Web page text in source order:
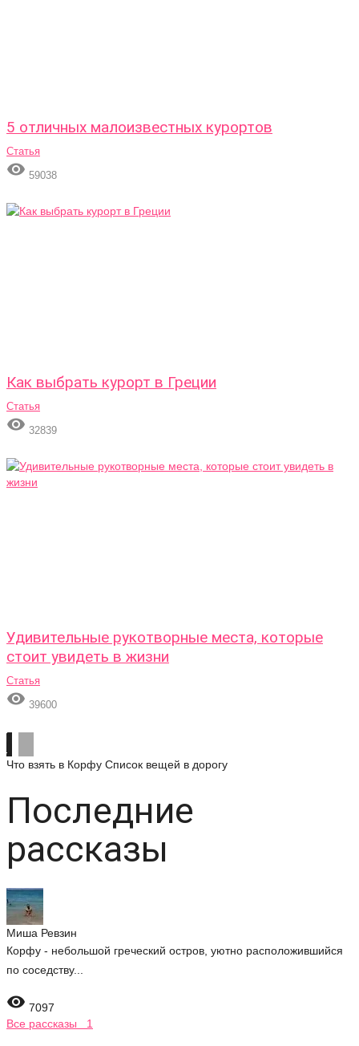
5 отличных малоизвестных курортов
Статья
 59038
Как выбрать курорт в Греции
Статья
 32839
Удивительные рукотворные места, которые
стоит увидеть в жизни
Статья
 39600
Что взять в Корфу Список вещей в дорогу
Последние
рассказы
Миша Ревзин
Корфу - небольшой греческий остров, уютно расположившийся
по соседству...
 7097
Все рассказы 1